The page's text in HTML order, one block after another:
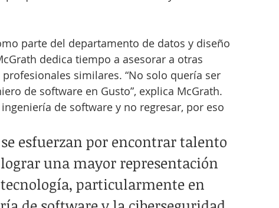
parte del departamento de datos y diseño
dedica tiempo a asesorar a otras
similares. “No solo quería ser
de software en Gusto”, explica McGrath.
de software y no regresar, por eso
esfuerzan por encontrar talento
una mayor representación
particularmente en